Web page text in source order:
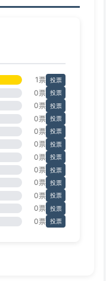
1票 投票
0票 投票
0票 投票
0票 投票
0票 投票
0票 投票
0票 投票
0票 投票
0票 投票
0票 投票
0票 投票
0票 投票